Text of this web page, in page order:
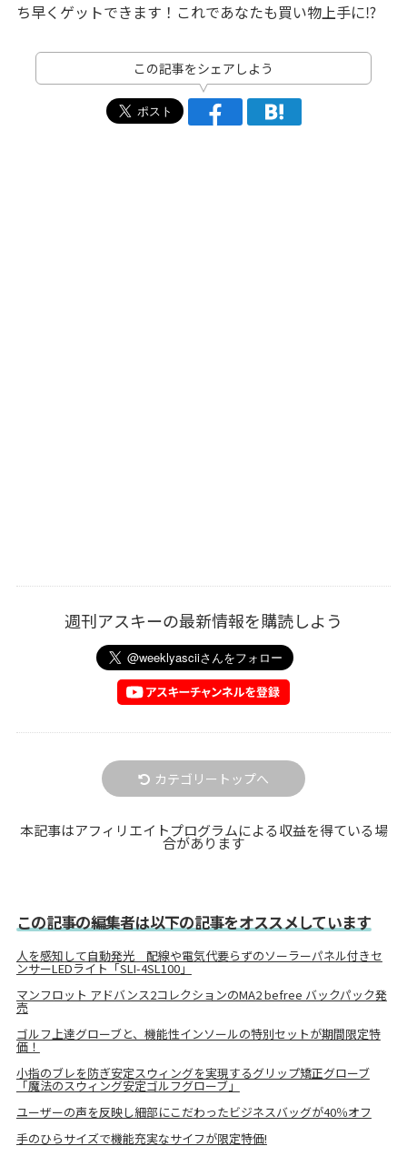
ち早くゲットできます！これであなたも買い物上手に⁉
この記事をシェアしよう
週刊アスキーの最新情報を購読しよう
カテゴリートップへ
本記事はアフィリエイトプログラムによる収益を得ている場
合があります
この記事の編集者は以下の記事をオススメしています
人を感知して自動発光 配線や電気代要らずのソーラーパネル付きセ
ンサーLEDライト「SLI-4SL100」
マンフロット アドバンス2コレクションのMA2 befree バックパック発
売
ゴルフ上達グローブと、機能性インソールの特別セットが期間限定特
価！
小指のブレを防ぎ安定スウィングを実現するグリップ矯正グローブ
「魔法のスウィング安定ゴルフグローブ」
ユーザーの声を反映し細部にこだわったビジネスバッグが40％オフ
手のひらサイズで機能充実なサイフが限定特価!